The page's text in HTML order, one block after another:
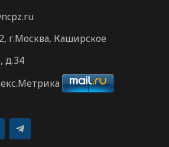
г.Москва, Каширское
д.34